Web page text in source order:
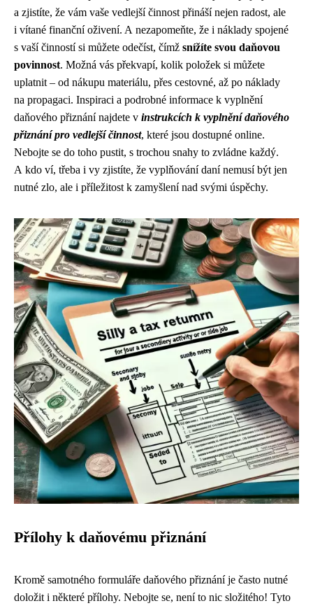
a zjistíte, že vám vaše vedlejší činnost přináší nejen radost, ale
i vítané finanční oživení. A nezapomeňte, že i náklady spojené
s vaší činností si můžete odečíst, čímž snížíte svou daňovou
povinnost. Možná vás překvapí, kolik položek si můžete
uplatnit – od nákupu materiálu, přes cestovné, až po náklady
na propagaci. Inspiraci a podrobné informace k vyplnění
daňového přiznání najdete v instrukcích k vyplnění daňového
přiznání pro vedlejší činnost, které jsou dostupné online.
Nebojte se do toho pustit, s trochou snahy to zvládne každý.
A kdo ví, třeba i vy zjistíte, že vyplňování daní nemusí být jen
nutné zlo, ale i příležitost k zamyšlení nad svými úspěchy.
Přílohy k daňovému přiznání
Kromě samotného formuláře daňového přiznání je často nutné
doložit i některé přílohy. Nebojte se, není to nic složitého! Tyto